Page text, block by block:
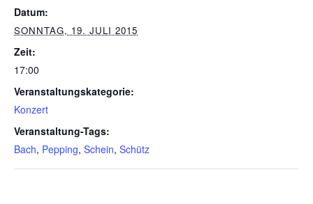
Datum:
SONNTAG, 19. JULI 2015
Zeit:
17:00
Veranstaltungskategorie:
Konzert
Veranstaltung-Tags:
Bach, Pepping, Schein, Schütz